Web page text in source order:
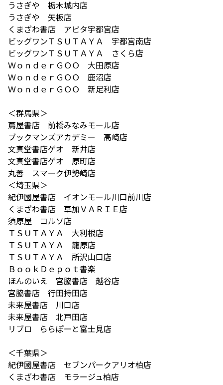
うさぎや 栃木城内店
うさぎや 矢板店
くまざわ書店 アピタ宇都宮店
ビッグワンＴＳＵＴＡＹＡ 宇都宮南店
ビッグワンＴＳＵＴＡＹＡ さくら店
ＷｏｎｄｅｒＧＯＯ 大田原店
ＷｏｎｄｅｒＧＯＯ 鹿沼店
ＷｏｎｄｅｒＧＯＯ 新足利店
＜群馬県＞
蔦屋書店 前橋みなみモール店
ブックマンズアカデミー 高崎店
文真堂書店ゲオ 新井店
文真堂書店ゲオ 原町店
丸善 スマーク伊勢崎店
＜埼玉県＞
紀伊國屋書店 イオンモール川口前川店
くまざわ書店 草加ＶＡＲＩＥ店
須原屋 コルソ店
ＴＳＵＴＡＹＡ 大利根店
ＴＳＵＴＡＹＡ 籠原店
ＴＳＵＴＡＹＡ 所沢山口店
ＢｏｏｋＤｅｐｏｔ書楽
ほんのいえ 宮脇書店 越谷店
宮脇書店 行田持田店
未来屋書店 川口店
未来屋書店 北戸田店
リブロ ららぽーと富士見店
＜千葉県＞
紀伊國屋書店 セブンパークアリオ柏店
くまざわ書店 モラージュ柏店